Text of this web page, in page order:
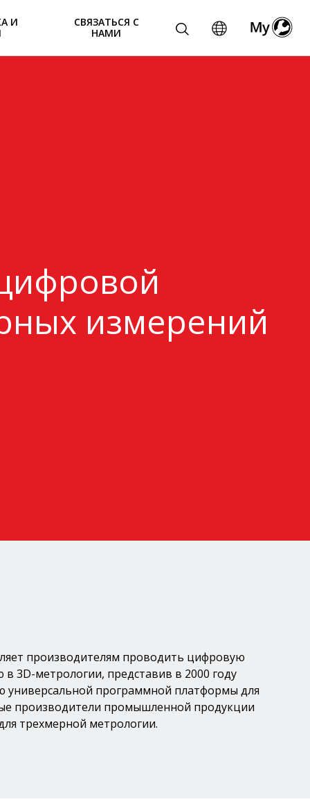
И
СВЯЗАТЬСЯ С
НАМИ
измерений
производителям проводить цифровую
метрологии, представив в 2000 году
универсальной программной платформы для
производители промышленной продукции
трехмерной метрологии.